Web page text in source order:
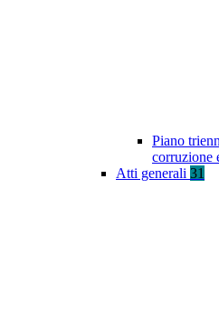
Piano
corruzione
Atti generali 31